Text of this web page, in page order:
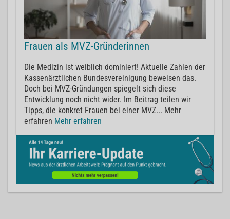
Frauen als MVZ-Gründerinnen
Die Medizin ist weiblich dominiert! Aktuelle Zahlen der
Kassenärztlichen Bundesvereinigung beweisen das.
Doch bei MVZ-Gründungen spiegelt sich diese
Entwicklung noch nicht wider. Im Beitrag teilen wir
Tipps, die konkret Frauen bei einer MVZ... Mehr
erfahren Mehr erfahren